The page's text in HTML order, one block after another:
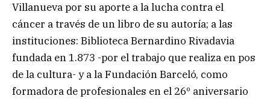
Villanueva por su aporte a la lucha contra el
cáncer a través de un libro de su autoría; a las
instituciones: Biblioteca Bernardino Rivadavia
fundada en 1.873 -por el trabajo que realiza en pos
de la cultura- y a la Fundación Barceló, como
formadora de profesionales en el 26º aniversario